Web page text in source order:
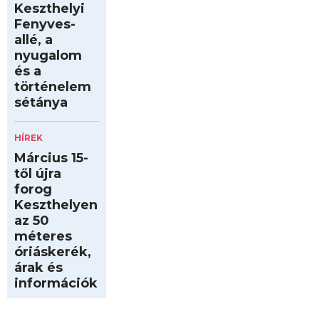
Keszthelyi
Fenyves-
allé, a
nyugalom
és a
történelem
sétánya
HÍREK
Március 15-
től újra
forog
Keszthelyen
az 50
méteres
óriáskerék,
árak és
információk